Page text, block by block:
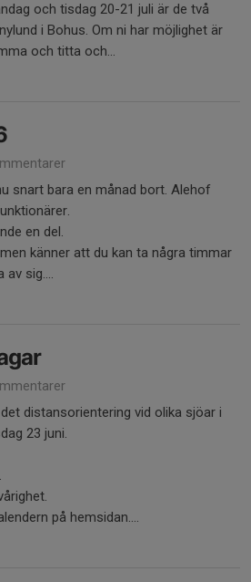
och tisdag 20-21 juli är de två
i Bohus. Om ni har möjlighet är
och titta och...
snart bara en månad bort. Alehof
en del.
känner att du kan ta några timmar
av sig....
distansorientering vid olika sjöar i
23 juni.
på hemsidan....